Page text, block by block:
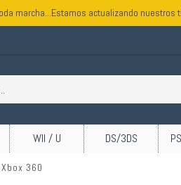
marcha...Estamos actualizando
WII / U DS/3DS
360